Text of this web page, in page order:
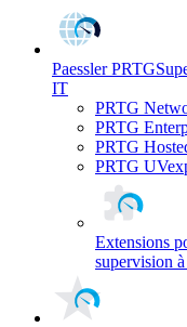
Paessler PRTG
IT
PRTG
PRTG
PRTG
PRTG
Extensions
supervision